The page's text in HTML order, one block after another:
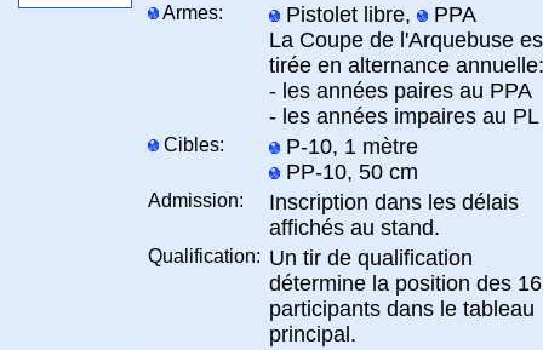
Armes: Pistolet libre,
PPA
La Coupe de l'Arquebuse
tirée en alternance annuelle:
- les années paires au PPA
- les années impaires au PL
Cibles:
P-10, 1 mètre
PP-10, 50 cm
Admission:
Inscription dans les délais
affichés au stand.
Qualification: Un tir de qualification
détermine la position des 16
participants dans le tableau
principal.